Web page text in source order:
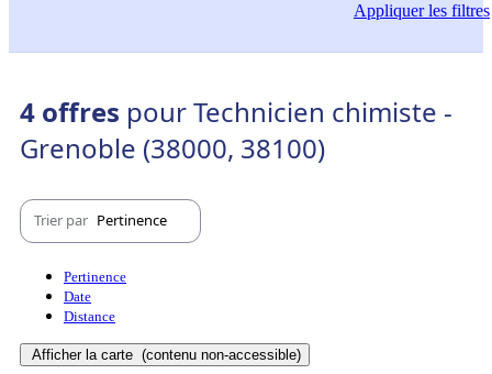
Appliquerles filtres
4 offres pour Technicien chimiste -
Grenoble (38000, 38100)
Trier par Pertinence
Pertinence
Date
Distance
Afficher la carte (contenu non-accessible)